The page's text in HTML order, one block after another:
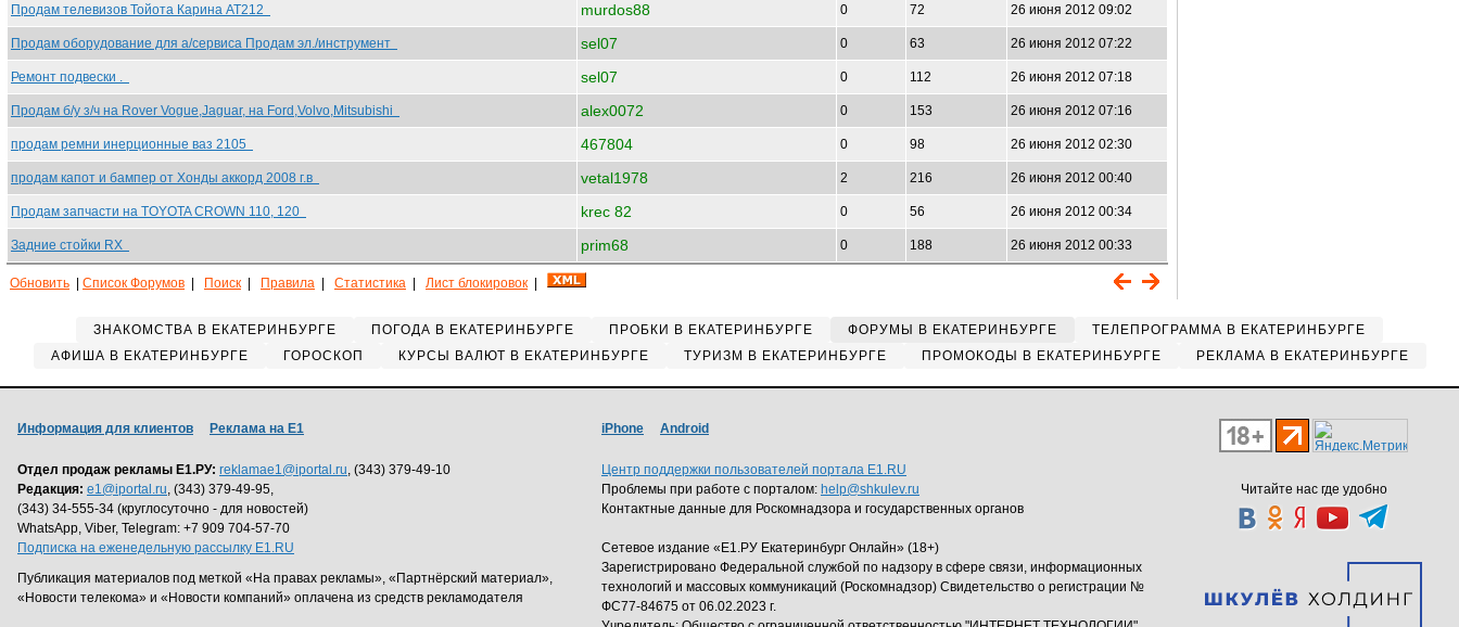
Продам телевизов Тойота Карина АТ212 murdos88 0 72 26 июня 2012 09:02
Продам оборудование для а/сервиса Продам эл./инструмент sel07 0 63 26 июня 2012 07:22
Ремонт подвески . sel07 0 112 26 июня 2012 07:18
Продам б/у з/ч на Rover Vogue,Jaguar, на Ford,Volvo,Mitsubishi alex0072 0 153 26 июня 2012 07:16
продам ремни инерционные ваз 2105 467804 0 98 26 июня 2012 02:30
продам капот и бампер от Хонды аккорд 2008 г.в vetal1978 2 216 26 июня 2012 00:40
Продам запчасти на TOYOTA CROWN 110, 120 krec 82 0 56 26 июня 2012 00:34
Задние стойки RX prim68 0 188 26 июня 2012 00:33
Обновить Список Форумов Поиск Правила Статистика Лист блокировок
ЗНАКОМСТВА В ЕКАТЕРИНБУРГЕ ПОГОДА В ЕКАТЕРИНБУРГЕ ПРОБКИ В ЕКАТЕРИНБУРГЕ ФОРУМЫ В ЕКАТЕРИНБУРГЕ
ТЕЛЕПРОГРАММА В ЕКАТЕРИНБУРГЕ
АФИША В ЕКАТЕРИНБУРГЕ
ГОРОСКОП КУРСЫ ВАЛЮТ В ЕКАТЕРИНБУРГЕ ТУРИЗМ В ЕКАТЕРИНБУРГЕ ПРОМОКОДЫ В ЕКАТЕРИНБУРГЕ РЕКЛАМА В ЕКАТЕРИНБУРГЕ
Читайте нас где удобно
Информация для клиентов Реклама на Е1
Отдел продаж рекламы Е1.РУ: reklamae1@iportal.ru, (343) 379-49-10
Редакция: e1@iportal.ru, (343) 379-49-95,
(343) 34-555-34 (круглосуточно - для новостей)
WhatsApp, Viber, Telegram: +7 909 704-57-70
Подписка на еженедельную рассылку E1.RU
Публикация материалов под меткой «На правах рекламы», «Партнёрский материал»,
«Новости телекома» и «Новости компаний» оплачена из средств рекламодателя
iPhone Android
Центр поддержки пользователей портала E1.RU
Проблемы при работе с порталом: help@shkulev.ru
Контактные данные для Роскомнадзора и государственных органов
Сетевое издание «Е1.РУ Екатеринбург Онлайн» (18+)
Зарегистрировано Федеральной службой по надзору в сфере связи, информационных
технологий и массовых коммуникаций (Роскомнадзор) Свидетельство о регистрации №
ФС77-84675 от 06.02.2023 г.